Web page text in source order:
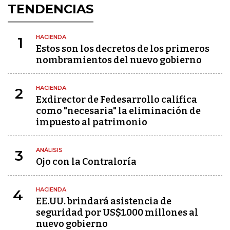
TENDENCIAS
1 HACIENDA
Estos son los decretos de los primeros
nombramientos del nuevo gobierno
2 HACIENDA
Exdirector de Fedesarrollo califica
como "necesaria" la eliminación de
impuesto al patrimonio
3 ANÁLISIS
Ojo con la Contraloría
4 HACIENDA
EE.UU. brindará asistencia de
seguridad por US$1.000 millones al
nuevo gobierno